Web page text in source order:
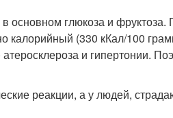
основном глюкоза и фруктоза.
калорийный (330 кКал/100
и гипертонии.
реакции, а у людей,